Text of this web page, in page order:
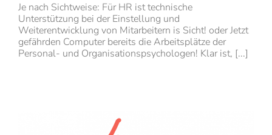
Je nach Sichtweise: Für HR ist technische
Unterstützung bei der Einstellung und
Weiterentwicklung von Mitarbeitern is Sicht! oder Jetzt
gefährden Computer bereits die Arbeitsplätze der
Personal- und Organisationspsychologen! Klar ist, [...]